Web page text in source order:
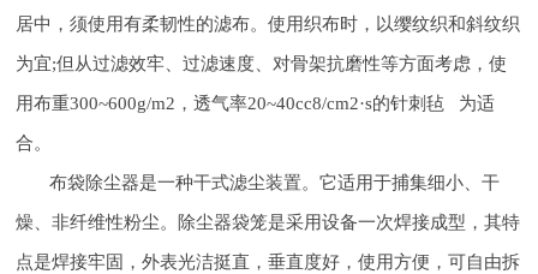
居中，须使用有柔韧性的滤布。使用织布时，以缨纹织和斜纹织
为宜;但从过滤效牢、过滤速度、对骨架抗磨性等方面考虑，使
用布重300~600g/m2，透气率20~40cc8/cm2·s的针刺毡 为适
合。
布袋除尘器是一种干式滤尘装置。它适用于捕集细小、干
燥、非纤维性粉尘。除尘器袋笼是采用设备一次焊接成型，其特
点是焊接牢固，外表光洁挺直，垂直度好，使用方便，可自由拆